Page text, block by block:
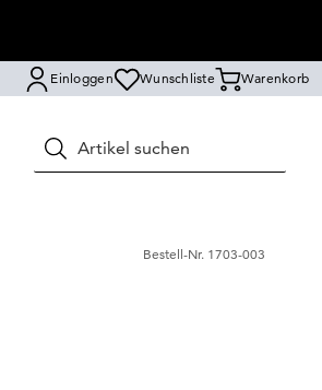
Einloggen Wunschliste Warenkorb
Suchen
Bestell-Nr. 1703-003